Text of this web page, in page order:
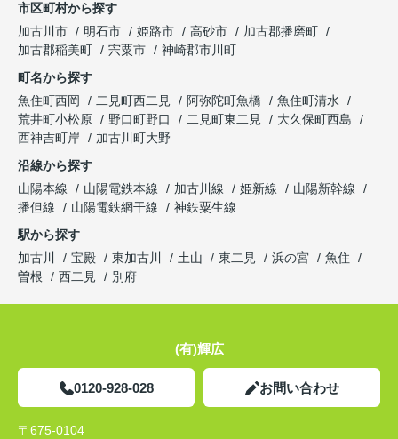
市区町村から探す
加古川市
明石市 姫路市 高砂市
加古郡播磨町
加古郡稲美町
宍粟市
神崎郡市川町
町名から探す
魚住町西岡
二見町西二見 阿弥陀町魚橋
魚住町清水
荒井町小松原
野口町野口 二見町東二見
大久保町西島
西神吉町岸
加古川町大野
沿線から探す
山陽本線
山陽電鉄本線 加古川線 姫新線
山陽新幹線
播但線
山陽電鉄網干線
神鉄粟生線
駅から探す
加古川
宝殿 東加古川 土山 東二見 浜の宮
魚住
曽根
西二見 別府
(有)輝広
0120-928-028 お問い合わせ
〒675-0104